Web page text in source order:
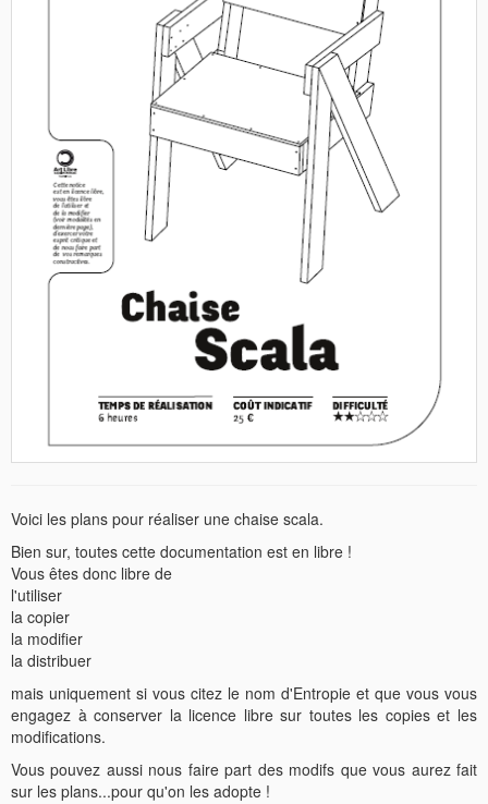
Voici les plans pour réaliser une chaise scala.
Bien sur, toutes cette documentation est en libre !
Vous êtes donc libre de
l'utiliser
la copier
la modifier
la distribuer
mais uniquement si vous citez le nom d'Entropie et que vous vous
engagez à conserver la licence libre sur toutes les copies et les
modifications.
Vous pouvez aussi nous faire part des modifs que vous aurez fait
sur les plans...pour qu'on les adopte !